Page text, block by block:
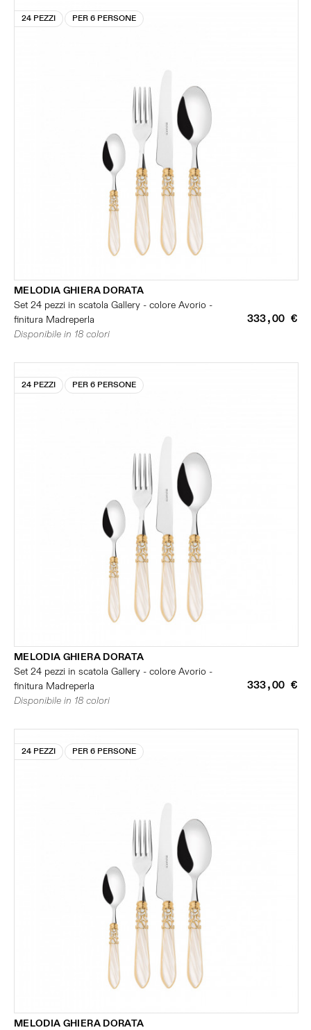
24 PEZZI PER 6 PERSONE
MELODIA GHIERA DORATA
Set 24 pezzi in scatola Gallery - colore Avorio -
finitura Madreperla
333,00 €
Disponibile in 18 colori
24 PEZZI PER 6 PERSONE
MELODIA GHIERA DORATA
Set 24 pezzi in scatola Gallery - colore Avorio -
finitura Madreperla
333,00 €
Disponibile in 18 colori
24 PEZZI PER 6 PERSONE
MELODIA GHIERA DORATA